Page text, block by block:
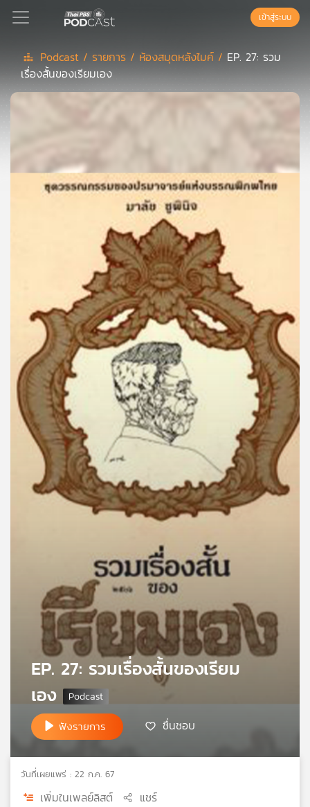
Podcast
สต์
คุณ
เพลง
บทความ
แผนที่
วิทยุ
เข้าสู่ระบบ
Podcast / รายการ / ห้องสมุดหลังไมค์ / EP. 27: รวม
เรื่องสั้นของเรียมเอง
EP. 27: รวมเรื่องสั้นของเรียม
เอง
ฟังรายการ ชื่นชอบ
วันที่เผยแพร่ : 22 ก.ค. 67
เพิ่มในเพลย์ลิสต์ แชร์